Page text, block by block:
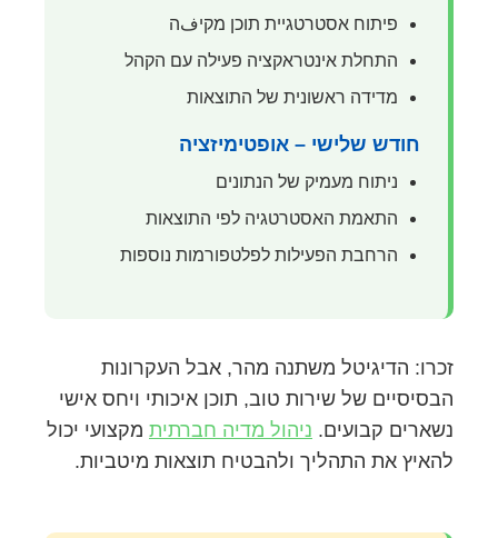
פיתוח אסטרטגיית תוכן מקיفה
התחלת אינטראקציה פעילה עם הקהל
מדידה ראשונית של התוצאות
חודש שלישי – אופטימיזציה
ניתוח מעמיק של הנתונים
התאמת האסטרטגיה לפי התוצאות
הרחבת הפעילות לפלטפורמות נוספות
זכרו: הדיגיטל משתנה מהר, אבל העקרונות
הבסיסיים של שירות טוב, תוכן איכותי ויחס אישי
נשארים קבועים. ניהול מדיה חברתית מקצועי יכול
להאיץ את התהליך ולהבטיח תוצאות מיטביות.